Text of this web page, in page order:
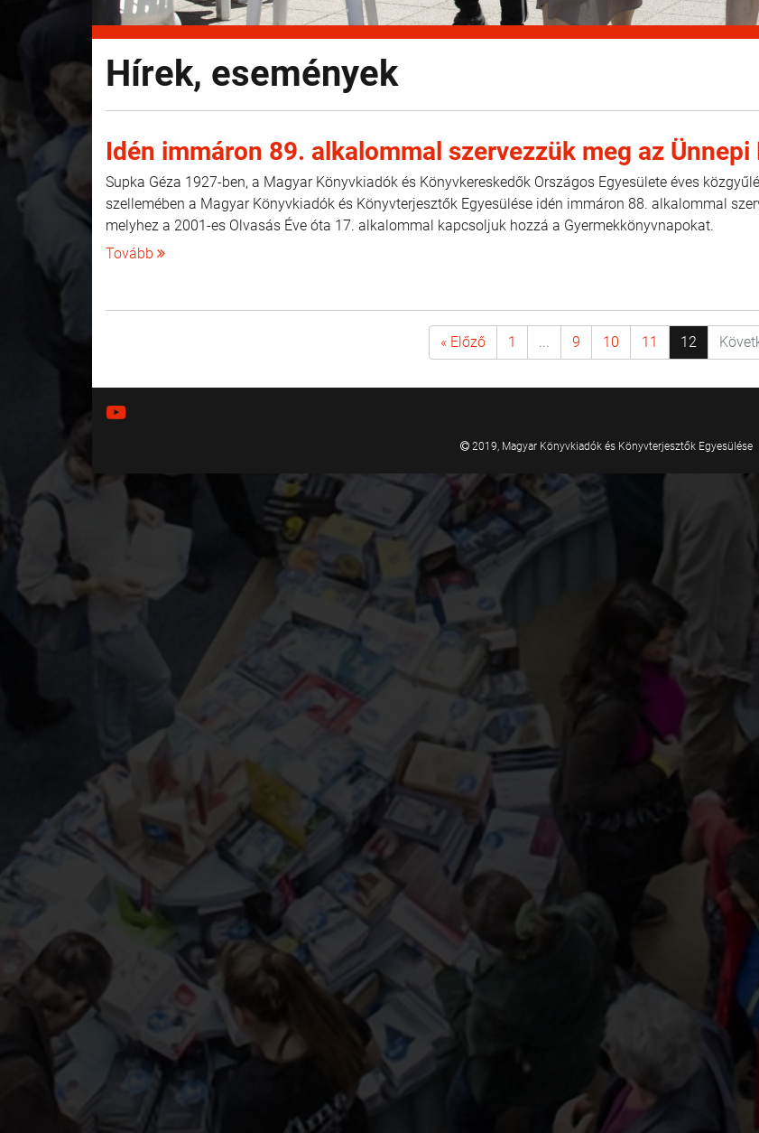
Hírek, események
Idén immáron 89. alkalommal szervezzük meg az
Supka Géza 1927-ben, a Magyar Könyvkiadók és Könyvkereskedők Országos Egyesülete éves
szellemében a Magyar Könyvkiadók és Könyvterjesztők Egyesülése idén immáron 88. alkalommal
melyhez a 2001-es Olvasás Éve óta 17. alkalommal kapcsoljuk hozzá a Gyermekkönyvnapokat.
Tovább
« Előző 1 ... 9 10 11 12
2019, Magyar Könyvkiadók és Könyvterjesztők Egyesülése